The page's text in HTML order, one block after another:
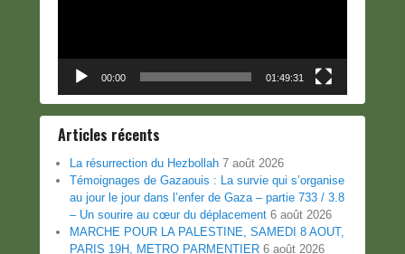
00:00 01:49:31
Articles récents
La résurrection du Hezbollah 7 août 2026
Témoignages de Gazaouis : La survie qui s’organise
au jour le jour dans l’enfer de Gaza – partie 733 / 3.8
– Un sourire au cœur du déplacement 6 août 2026
MARCHE POUR LA PALESTINE, SAMEDI 8 AOUT,
PARIS 19H, METRO PARMENTIER 6 août 2026